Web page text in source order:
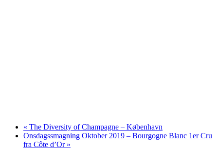
« The Diversity of Champagne – København
Onsdagssmagning Oktober 2019 – Bourgogne Blanc 1er Cru
fra Côte d’Or »